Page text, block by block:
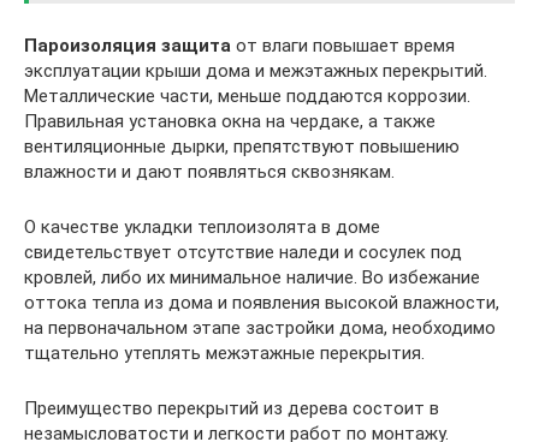
Пароизоляция защита от влаги повышает время
эксплуатации крыши дома и межэтажных перекрытий.
Металлические части, меньше поддаются коррозии.
Правильная установка окна на чердаке, а также
вентиляционные дырки, препятствуют повышению
влажности и дают появляться сквознякам.
О качестве укладки теплоизолята в доме
свидетельствует отсутствие наледи и сосулек под
кровлей, либо их минимальное наличие. Во избежание
оттока тепла из дома и появления высокой влажности,
на первоначальном этапе застройки дома, необходимо
тщательно утеплять межэтажные перекрытия.
Преимущество перекрытий из дерева состоит в
незамысловатости и легкости работ по монтажу.